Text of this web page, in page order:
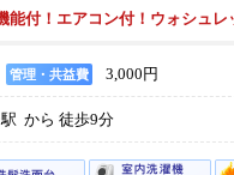
能付！エアコン付！ウォシュ
管理・共益費 3,000円
から 徒歩9分